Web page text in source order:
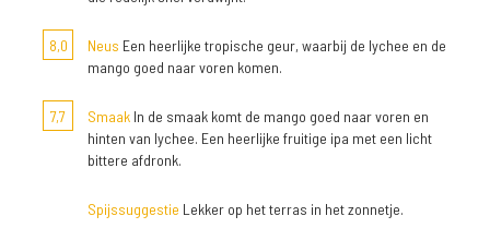
8,0 Neus Een heerlijke tropische geur, waarbij de lychee en de
mango goed naar voren komen.
7,7 Smaak In de smaak komt de mango goed naar voren en
hinten van lychee. Een heerlijke fruitige ipa met een licht
bittere afdronk.
Spijssuggestie Lekker op het terras in het zonnetje.